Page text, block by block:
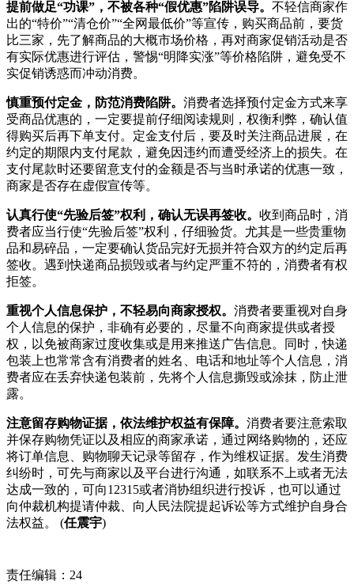
提前做足“功课”，不被各种“假优惠”陷阱误导。 不轻信商家作
出的“特价”“清仓价”“全网最低价”等宣传，购买商品前，要货
比三家，先了解商品的大概市场价格，再对商家促销活动是否
有实际优惠进行评估，警惕“明降实涨”等价格陷阱，避免受不
实促销诱惑而冲动消费。
慎重预付定金，防范消费陷阱。 消费者选择预付定金方式来享
受商品优惠的，一定要提前仔细阅读规则，权衡利弊，确认值
得购买后再下单支付。定金支付后，要及时关注商品进展，在
约定的期限内支付尾款，避免因违约而遭受经济上的损失。在
支付尾款时还要留意支付的金额是否与当时承诺的优惠一致，
商家是否存在虚假宣传等。
认真行使“先验后签”权利，确认无误再签收。 收到商品时，消
费者应当行使“先验后签”权利，仔细验货。尤其是一些贵重物
品和易碎品，一定要确认货品完好无损并符合双方的约定后再
签收。遇到快递商品损毁或者与约定严重不符的，消费者有权
拒签。
重视个人信息保护，不轻易向商家授权。 消费者要重视对自身
个人信息的保护，非确有必要的，尽量不向商家提供或者授
权，以免被商家过度收集或是用来推送广告信息。同时，快递
包装上也常常含有消费者的姓名、电话和地址等个人信息，消
费者应在丢弃快递包装前，先将个人信息撕毁或涂抹，防止泄
露。
注意留存购物证据，依法维护权益有保障。 消费者要注意索取
并保存购物凭证以及相应的商家承诺，通过网络购物的，还应
将订单信息、购物聊天记录等留存，作为维权证据。发生消费
纠纷时，可先与商家以及平台进行沟通，如联系不上或者无法
达成一致的，可向12315或者消协组织进行投诉，也可以通过
向仲裁机构提请仲裁、向人民法院提起诉讼等方式维护自身合
法权益。 (任震宇)
责任编辑：24